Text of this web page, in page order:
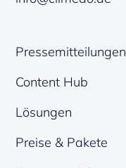
Pressemitteilungen
Content Hub
Lösungen
Preise & Pakete